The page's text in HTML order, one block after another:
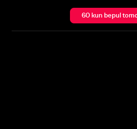
60 kun bepul